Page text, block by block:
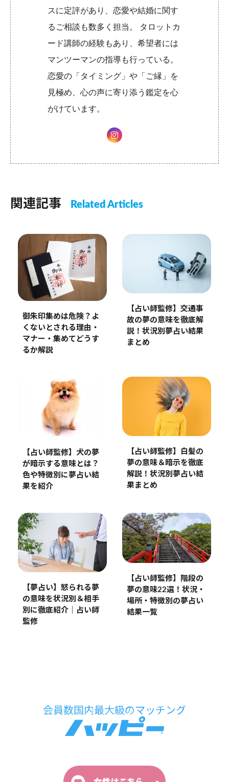
スに定評があり、恋愛や結婚に関す
るご相談も数多く担当。 タロットカ
ード講師の経験もあり、希望者には
マンツーマンの指導も行っている。
恋愛の「タイミング」や「ご縁」を
見極め、心の声に寄り添う鑑定を心
がけています。
関連記事 Related Articles
御朱印集めは危険？よ
くないとされる理由・
マナー・集めてどうす
るか解説
【占い師監修】交通事
故の夢の意味を徹底解
説！状況別夢占い結果
まとめ
【占い師監修】犬の夢
が暗示する意味とは？
色や特徴別に夢占い結
果を紹介
【占い師監修】白髪の
夢の意味＆暗示を徹底
解説！状況別夢占い結
果まとめ
【夢占い】怒られる夢
の意味を状況別＆相手
別に徹底紹介｜占い師
監修
【占い師監修】階段の
夢の意味22選！状況・
場所・特徴別の夢占い
結果一覧